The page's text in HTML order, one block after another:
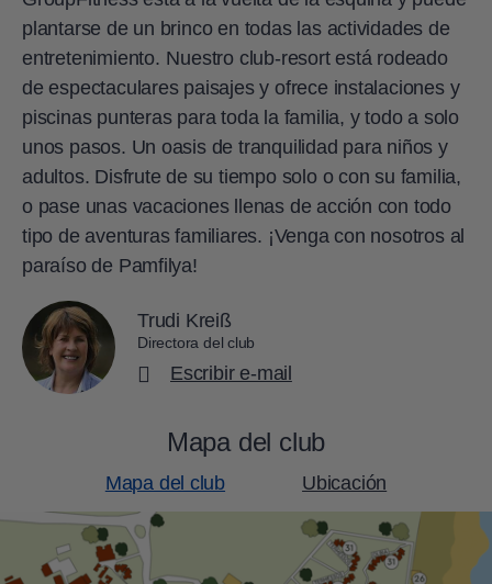
plantarse de un brinco en todas las actividades de
entretenimiento. Nuestro club-resort está rodeado
de espectaculares paisajes y ofrece instalaciones y
piscinas punteras para toda la familia, y todo a solo
unos pasos. Un oasis de tranquilidad para niños y
adultos. Disfrute de su tiempo solo o con su familia,
o pase unas vacaciones llenas de acción con todo
tipo de aventuras familiares. ¡Venga con nosotros al
paraíso de Pamfilya!
Trudi Kreiß
Directora del club
Escribir e-mail
Mapa del club
Mapa del club Ubicación